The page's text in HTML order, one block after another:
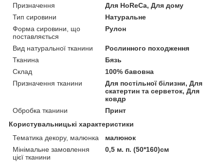
Призначення
Для HoReCa, Для дому
Тип сировини
Натуральне
Форма сировини, що
поставляється
Рулон
Вид натуральної тканини
Рослинного походження
Тканина
Бязь
Склад
100% бавовна
Призначення тканини
Для постільної білизни, Для
скатертин та серветок, Для
ковдр
Обробка тканини
Принт
Користувальницькі характеристики
Тематика декору, малюнка
малюнок
Мінімальне замовлення
цієї тканини
0,5 м. п. (50*160)см